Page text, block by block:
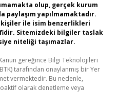
olup, gerçek kurum
paylaşım yapılmamaktadır.
kişiler ile isim benzerlikleri
Sitemizdeki bilgiler taslak
niteliği taşımazlar.
Kanun gereğince Bilgi Teknolojileri
tarafından onaylanmış bir Yer
vermektedir. Bu nedenle,
olarak denetleme veya